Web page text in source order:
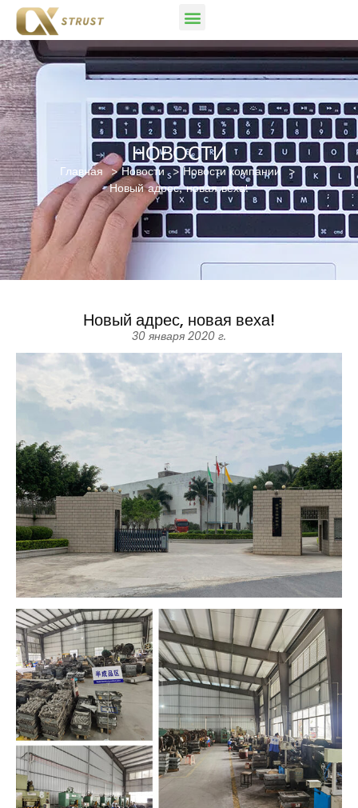
НОВОСТИ
Главная Новости Новости компании
Новый адрес, новая веха!
Новый адрес, новая веха!
30 января 2020 г.